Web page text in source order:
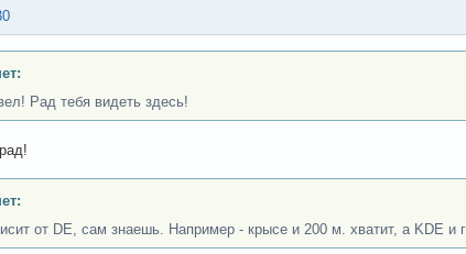
Рад тебя видеть здесь!
от DE, сам знаешь. Например - крысе и 200 м. хватит, а KDE и